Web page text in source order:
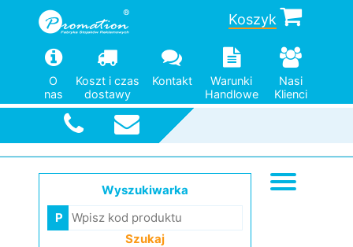
O
nas
Koszt i czas
dostawy
Kontakt
Warunki
Handlowe
Nasi
Klienci
Koszyk
wysyłka
Wyszukiwarka
Szukaj